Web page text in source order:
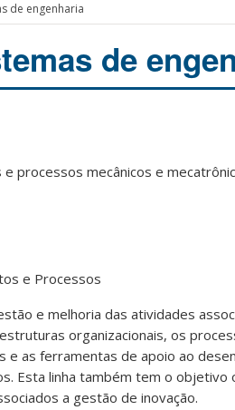
de engenharia
de
processos mecânicos e
e Processos
e melhoria das atividades
organizacionais, os
as ferramentas de apoio ao
Esta linha também tem o objetivo
a gestão de inovação.